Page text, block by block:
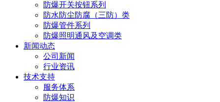
防爆开关按钮系列
防水防尘防腐（三防）类
防爆管件系列
防爆照明通风及空调类
新闻动态
公司新闻
行业资讯
技术支持
服务体系
防爆知识